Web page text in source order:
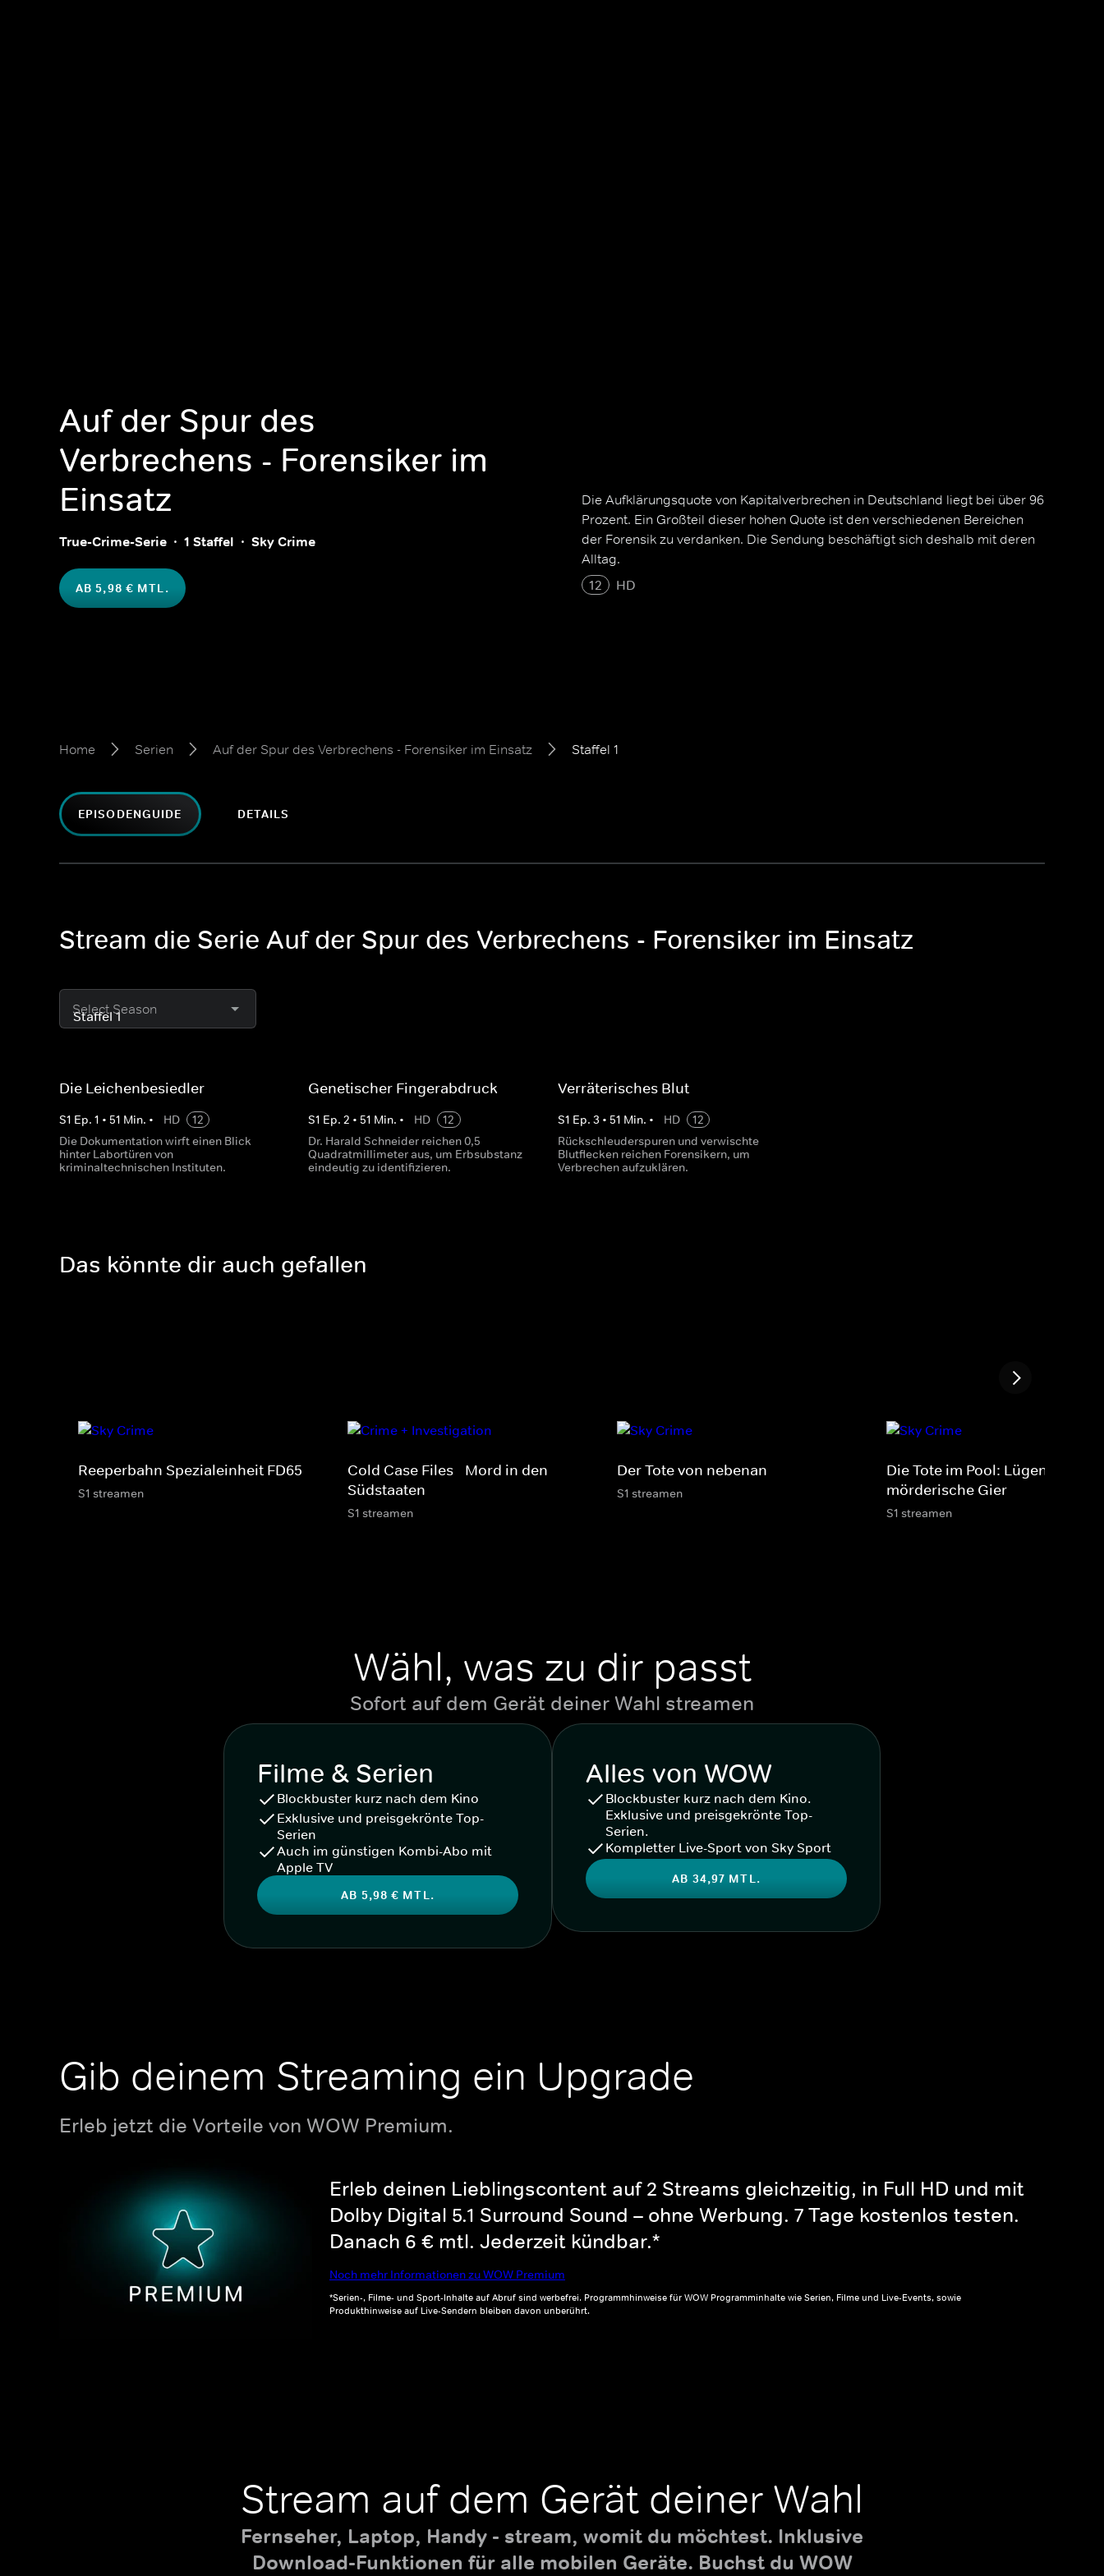
Auf der Spur des
Verbrechens - Forensiker im
Einsatz
True-Crime-Serie 1 Staffel Sky Crime
AB 5,98 € MTL.
Die Aufklärungsquote von Kapitalverbrechen in Deutschland liegt bei über 96
Prozent. Ein Großteil dieser hohen Quote ist den verschiedenen Bereichen
der Forensik zu verdanken. Die Sendung beschäftigt sich deshalb mit deren
Alltag.
12
HD
Home Serien Auf der Spur des Verbrechens - Forensiker im Einsatz Staffel 1
EPISODENGUIDE DETAILS
Stream die Serie Auf der Spur des Verbrechens - Forensiker im Einsatz
Select Season
Die Leichenbesiedler
S1 Ep. 1 • 51 Min. • HD
12
Die Dokumentation wirft einen Blick
hinter Labortüren von
kriminaltechnischen Instituten.
Genetischer Fingerabdruck
S1 Ep.2 • 51 Min. • HD
12
Dr. Harald Schneider reichen 0,5
Quadratmillimeter aus, um Erbsubstanz
eindeutig zu identifizieren.
Verräterisches Blut
S1 Ep. 3 • 51 Min. • HD
12
Rückschleuderspuren und verwischte
Blutflecken reichen Forensikern, um
Verbrechen aufzuklären.
Das könnte dir auch gefallen
Reeperbahn Spezialeinheit FD65
S1 streamen
Cold Case Files - Mord in den
Südstaaten
S1 streamen
Der Tote von nebenan
S1 streamen
Die Tote im Pool: Lügen, Betrug
mörderische Gier
S1 streamen
Wähl, was zu dir passt
Sofort auf dem Gerät deiner Wahl streamen
Filme & Serien
Blockbuster kurz nach dem Kino
Exklusive und preisgekrönte Top-
Serien
Auch im günstigen Kombi-Abo mit
Apple TV
AB 5,98 € MTL.
Alles von WOW
Blockbuster kurz nach dem Kino.
Exklusive und preisgekrönte Top-
Serien.
Kompletter Live-Sport von Sky Sport
AB 34,97 MTL.
Gib deinem Streaming ein Upgrade
Erleb jetzt die Vorteile von WOW Premium.
Erleb deinen Lieblingscontent auf 2 Streams gleichzeitig, in Full HD und mit
Dolby Digital 5.1 Surround Sound – ohne Werbung. 7 Tage kostenlos testen.
Danach 6 € mtl. Jederzeit kündbar.*
Noch mehr Informationen zu WOW Premium
*Serien-, Filme- und Sport-Inhalte auf Abruf sind werbefrei. Programmhinweise für WOW Programminhalte wie Serien, Filme und Live-Events, sowie
Produkthinweise auf Live-Sendern bleiben davon unberührt.
Stream auf dem Gerät deiner Wahl
Fernseher, Laptop, Handy - stream, womit du möchtest. Inklusive
Download-Funktionen für alle mobilen Geräte. Buchst du WOW